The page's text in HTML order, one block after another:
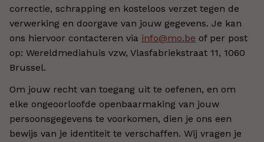
correctie, schrapping en kosteloos verzet tegen de
verwerking en doorgave van jouw gegevens. Je kan
ons hiervoor contacteren via info@mo.be of per post
op: Wereldmediahuis vzw, Vlasfabriekstraat 11, 1060
Brussel.
Om jouw recht van toegang uit te oefenen, en om
elke ongeoorloofde openbaarmaking van jouw
persoonsgegevens te voorkomen, dien je ons een
bewijs van je identiteit te verschaffen. Wij vragen je